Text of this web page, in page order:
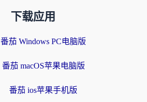
下载应用
番茄 Windows PC电脑版
番茄 macOS苹果电脑版
番茄 ios苹果手机版